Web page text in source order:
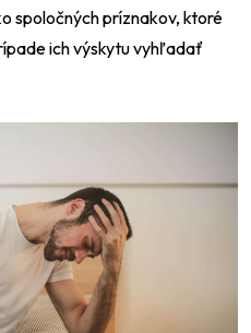
spoločných príznakov, ktoré
ich výskytu vyhľadať